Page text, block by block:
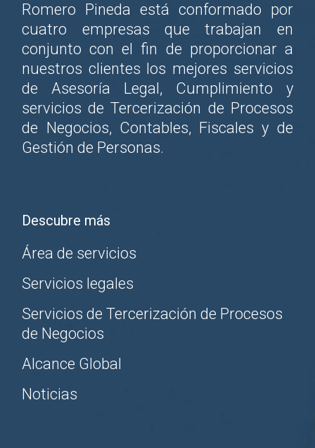
Romero Pineda está conformado por
cuatro empresas que trabajan en
conjunto con el fin de proporcionar a
nuestros clientes los mejores servicios
de Asesoría Legal, Cumplimiento y
servicios de Tercerización de Procesos
de Negocios, Contables, Fiscales y de
Gestión de Personas.
Descubre más
Área de servicios
Servicios legales
Servicios de Tercerización de Procesos
de Negocios
Alcance Global
Noticias